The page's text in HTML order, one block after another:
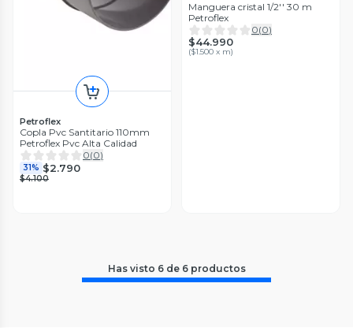
Petroflex
Copla Pvc Santitario 110mm
Petroflex Pvc Alta Calidad
0(0)
31% $2.790
$4.100
Manguera cristal 1/2'' 30 m
Petroflex
0(0)
$44.990
($1.500 x m)
Has visto 6de 6 productos